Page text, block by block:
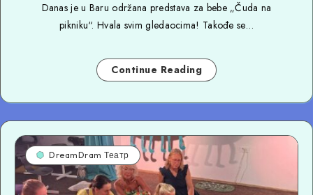
Danas je u Baru održana predstava za bebe „Čuda na
pikniku“. Hvala svim gledaocima! Takođe se…
Continue Reading
DreamDram Театр